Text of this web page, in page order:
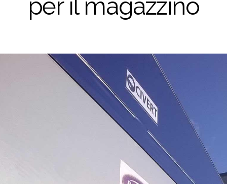
per il magazzino